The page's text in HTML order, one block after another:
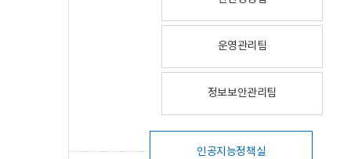
운영관리팀
정보보안관리팀
인공지능정책실